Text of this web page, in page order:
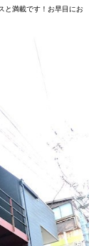
と満載です！お早目にお